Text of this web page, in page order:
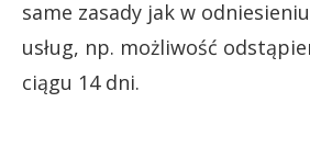
same zasady jak w
usług, np. możliwość
ciągu 14 dni.